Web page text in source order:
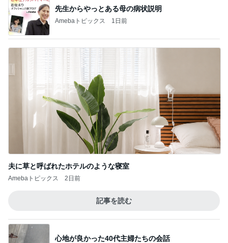
先生からやっとある母の病状説明
Amebaトピックス 1日前
夫に草と呼ばれたホテルのような寝室
Amebaトピックス 2日前
記事を読む
心地が良かった40代主婦たちの会話